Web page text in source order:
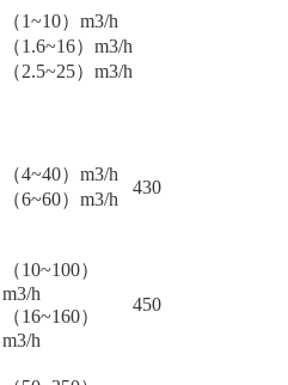
（1~10）m3/h
（1.6~16）m3/h
（2.5~25）m3/h
（4~40）m3/h
（6~60）m3/h
430
（10~100）
m3/h
（16~160）
m3/h
450